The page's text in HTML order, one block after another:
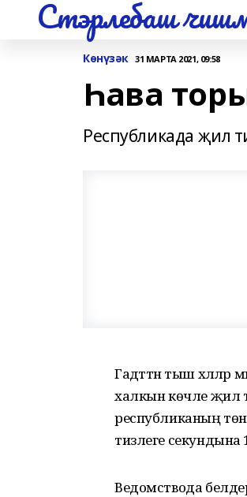
Стэрлебаш
Көнүзәк 31 МАРТА 2021, 09:58
Һава
Республикада җил
Гадәттән тыш
халкын көчле җил
республиканың
тизлеге секундына
Ведомствода